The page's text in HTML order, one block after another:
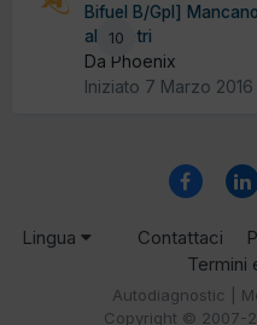
10
Bifuel B/Gpl]
alzavetri
Da Phoenix
Iniziato 7 Marzo 2016
Lingua Contattaci
Termini
Autodiagnostic |
Copyright © 2007-